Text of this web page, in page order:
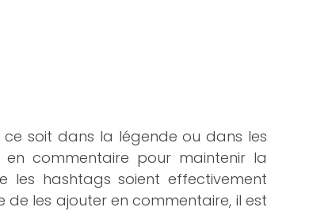
soit dans la légende ou dans les
en commentaire pour maintenir la
les hashtags soient effectivement
de les ajouter en commentaire, il est